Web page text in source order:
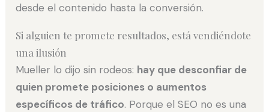
desde el contenido hasta la conversión.
Si alguien te promete resultados, está vendiéndote
una ilusión
Mueller lo dijo sin rodeos: hay que desconfiar de
quien promete posiciones o aumentos
específicos de tráfico. Porque el SEO no es una